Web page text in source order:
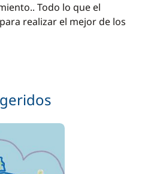
Todo lo que el
realizar el mejor de los